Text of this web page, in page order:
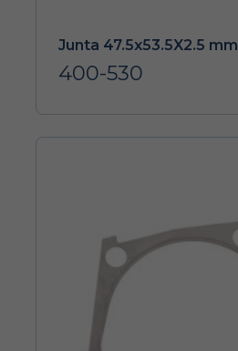
Junta 47.5x53.5X2.5 mm
400-530